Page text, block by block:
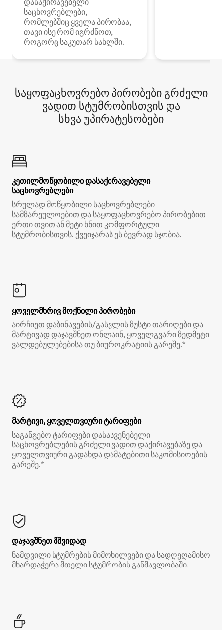
დასაქირავებელი
საცხოვრებლები,
რომლებშიც ყველა პირობაა,
თავი ისე რომ იგრძნოთ,
როგორც საკუთარ სახლში.
საყოფაცხოვრებო პირობები გრძელი
ვადით სტუმრობისთვის და
სხვა უპირატესობები
კეთილმოწყობილი დასაქირავებელი
საცხოვრებლები
სრულად მოწყობილი საცხოვრებლები
სამზარეულოებით და საყოფაცხოვრებო პირობებით
ერთი თვით ან მეტი ხნით კომფორტული
სტუმრობისთვის. ქვეიჯარას ეს ბევრად სჯობია.
ყოველმხრივ მოქნილი პირობები
აირჩიეთ დაბინავების/გასვლის ზუსტი თარიღები და
მარტივად დაჯავშნეთ ონლაინ, ყოველგვარი ზედმეტი
ვალდებულებებისა თუ ბიუროკრატიის გარეშე.*
მარტივი, ყოველთვიური ტარიფები
საგანგებო ტარიფები დასასვენებელი
საცხოვრებლების გრძელი ვადით დაქირავებაზე და
ყოველთვიური გადახდა დამატებითი საკომისიოების
გარეშე.*
დაჯავშნეთ მშვიდად
ნამდვილი სტუმრების მიმოხილვები და სადღეღამისო
მხარდაჭერა მთელი სტუმრობის განმავლობაში.